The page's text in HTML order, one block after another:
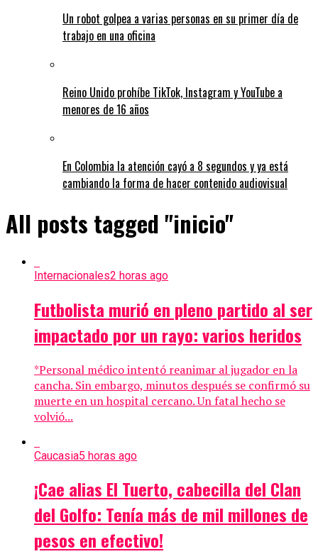
Un robot golpea a varias personas en su primer día de
trabajo en una oficina
Reino Unido prohíbe TikTok, Instagram y YouTube a
menores de 16 años
En Colombia la atención cayó a 8 segundos y ya está
cambiando la forma de hacer contenido audiovisual
All posts tagged "inicio"
Internacionales2 horas ago
Futbolista murió en pleno partido al ser
impactado por un rayo: varios heridos
*Personal médico intentó reanimar al jugador en la
cancha. Sin embargo, minutos después se confirmó su
muerte en un hospital cercano. Un fatal hecho se
volvió...
Caucasia5 horas ago
¡Cae alias El Tuerto, cabecilla del Clan
del Golfo: Tenía más de mil millones de
pesos en efectivo!